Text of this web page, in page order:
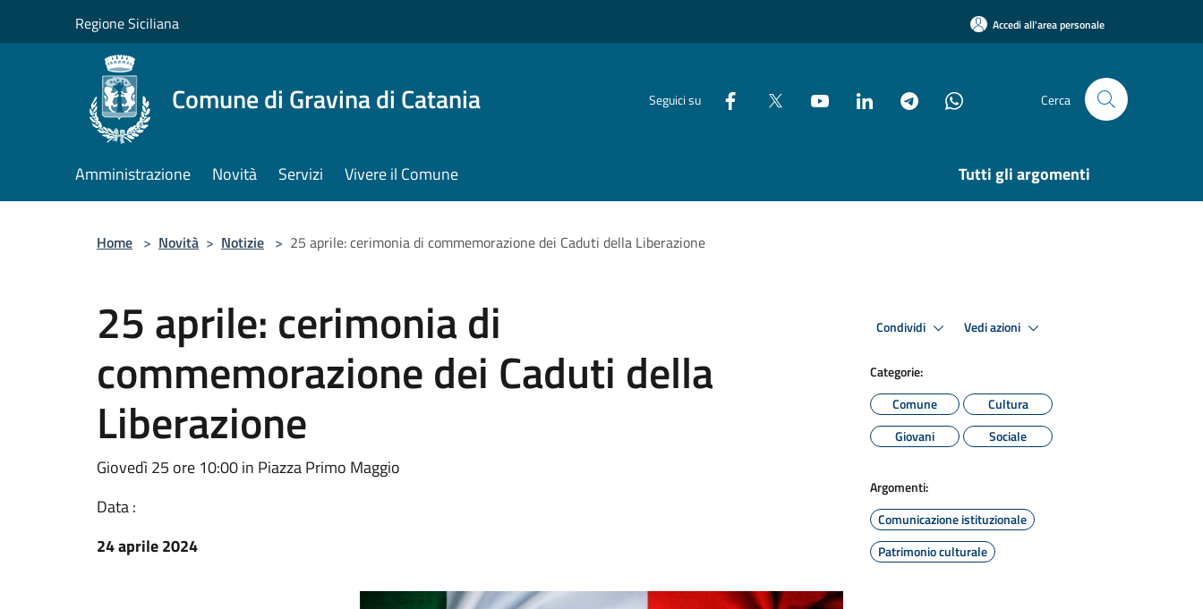
Regione Siciliana Accedi all'area personale
Comune di Gravina di Catania Seguici su Cerca
Amministrazione Novità Servizi Vivere il Comune Tutti gli argomenti
Home > Novità > Notizie > 25 aprile: cerimonia di commemorazione dei Caduti della Liberazione
25 aprile: cerimonia di
commemorazione dei Caduti della
Liberazione
Giovedì 25 ore 10:00 in Piazza Primo Maggio
Data :
24 aprile 2024
Condividi Vedi azioni
Categorie:
Comune
Cultura
Giovani
Sociale
Argomenti:
Comunicazione istituzionale
Patrimonio culturale